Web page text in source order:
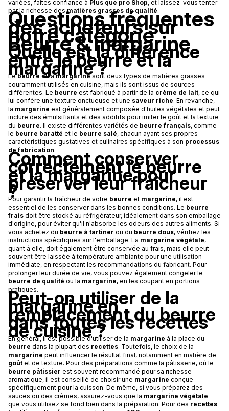
variées, faites confiance à Plus que pro Shop, et laissez-vous tenter
par la richesse desmatières grasses de qualité.
Questions fréquentes
des acheteurs sur
notre catégorie
Beurre & margarine
Quelle est la différence
entre le beurre et la
margarine ?
Lebeurre et lamargarinesont deux types de matières grasses
couramment utilisés en cuisine, mais ils sont issus de sources
différentes. Le beurre est fabriqué à partir de la crème de lait, ce qui
lui confère une texture onctueuse et une saveur riche. En revanche,
la margarine est généralement composée d'huiles végétales et peut
inclure des émulsifiants et des additifs pour imiter le goût et la texture
du beurre. Il existe différentes variétés de beurre français, comme
le beurre baratté et le beurre salé, chacun ayant ses propres
caractéristiques gustatives et culinaires spécifiques à son processus
de fabrication.
Comment conserver
correctement le beurre
et la margarine pour
préserver leur fraîcheur
?
Pour garantir la fraîcheur de votre beurre et margarine, il est
essentiel de les conserver dans les bonnes conditions. Le beurre
frais doit être stocké au réfrigérateur, idéalement dans son emballage
d'origine, pour éviter qu'il n'absorbe les odeurs des autres aliments. Si
vous achetez du beurre à tartiner ou du beurre doux, vérifiez les
instructions spécifiques sur l'emballage. La margarine végétale,
quant à elle, doit également être conservée au frais, mais elle peut
souvent être laissée à température ambiante pour une utilisation
immédiate, en respectant les recommandations du fabricant. Pour
prolonger leur durée de vie, vous pouvez également congeler le
beurre de qualité ou la margarine, en les coupant en portions
pratiques.
Peut-on utiliser de la
margarine en
remplacement du beurre
dans toutes les recettes
de cuisine ?
En général, il est possible d'utiliser de la margarine à la place du
beurre dans la plupart des recettes. Toutefois, le choix de la
margarine peut influencer le résultat final, notamment en matière de
goût et de texture. Pour des préparations comme la pâtisserie, où le
beurre pâtissier est souvent recommandé pour sa richesse
aromatique, il est conseillé de choisir une margarine conçue
spécifiquement pour la cuisson. De même, si vous préparez des
sauces ou des crèmes, assurez-vous que la margarine végétale
que vous utilisez se fond bien dans la préparation. Pour des recettes